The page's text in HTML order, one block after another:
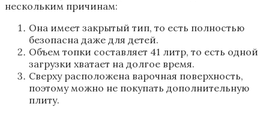
нескольким причинам:
Она имеет закрытый тип, то есть полностью
безопасна даже для детей.
Объем топки составляет 41 литр, то есть одной
загрузки хватает на долгое время.
Сверху расположена варочная поверхность,
поэтому можно не покупать дополнительную
плиту.